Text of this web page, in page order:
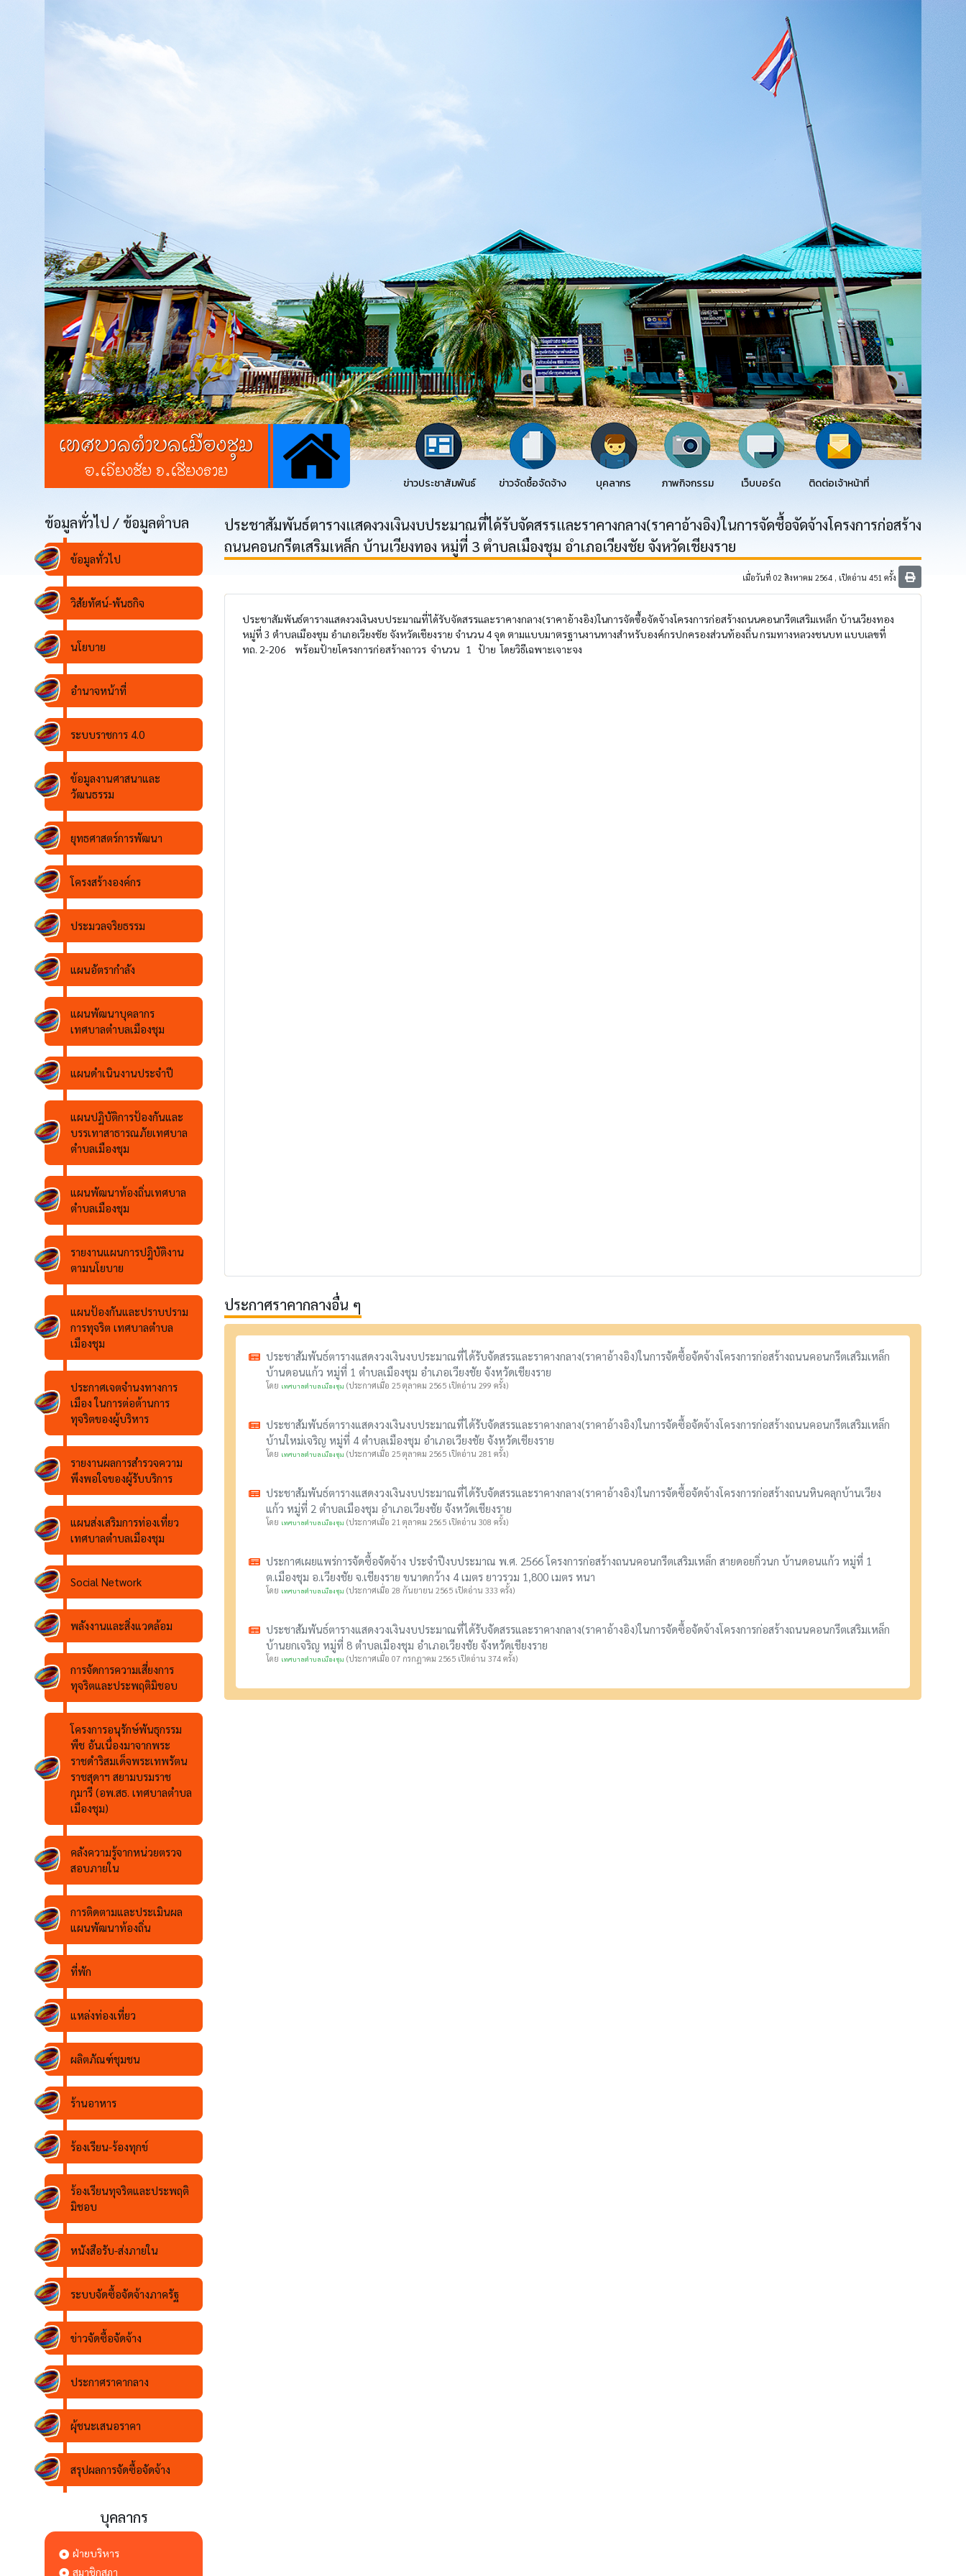
เทศบาลตำบลเมืองชุม
อ.เวียงชัย จ.เชียงราย ข่าวประชาสัมพันธ์ ข่าวจัดซื้อจัดจ้าง บุคลากร ภาพกิจกรรม เว็บบอร์ด ติดต่อเจ้าหน้าที่
ข้อมูลทั่วไป / ข้อมูลตำบล
ข้อมูลทั่วไป
วิสัยทัศน์-พันธกิจ
นโยบาย
อำนาจหน้าที่
ระบบราชการ 4.0
ข้อมูลงานศาสนาและ
วัฒนธรรม
ยุทธศาสตร์การพัฒนา
โครงสร้างองค์กร
ประมวลจริยธรรม
แผนอัตรากำลัง
แผนพัฒนาบุคลากร
เทศบาลตำบลเมืองชุม
แผนดำเนินงานประจำปี
แผนปฏิบัติการป้องกันและ
บรรเทาสาธารณภัยเทศบาล
ตำบลเมืองชุม
แผนพัฒนาท้องถิ่นเทศบาล
ตำบลเมืองชุม
รายงานแผนการปฎิบัติงาน
ตามนโยบาย
แผนป้องกันและปราบปราม
การทุจริต เทศบาลตำบล
เมืองชุม
ประกาศเจตจำนงทางการ
เมือง ในการต่อต้านการ
ทุจริตของผู้บริหาร
รายงานผลการสำรวจความ
พึงพอใจของผู้รับบริการ
แผนส่งเสริมการท่องเที่ยว
เทศบาลตำบลเมืองชุม
Social Network
พลังงานและสิ่งแวดล้อม
การจัดการความเสี่ยงการ
ทุจริตและประพฤติมิชอบ
โครงการอนุรักษ์พันธุกรรม
พืช อันเนื่องมาจากพระ
ราชดำริสมเด็จพระเทพรัตน
ราชสุดาฯ สยามบรมราช
กุมารี (อพ.สธ. เทศบาลตำบล
เมืองชุม)
คลังความรู้จากหน่วยตรวจ
สอบภายใน
การติดตามและประเมินผล
แผนพัฒนาท้องถิ่น
ที่พัก
แหล่งท่องเที่ยว
ผลิตภัณฑ์ชุมชน
ร้านอาหาร
ร้องเรียน-ร้องทุกข์
ร้องเรียนทุจริตและประพฤติ
มิชอบ
หนังสือรับ-ส่งภายใน
ระบบจัดซื้อจัดจ้างภาครัฐ
ข่าวจัดซื้อจัดจ้าง
ประกาศราคากลาง
ผุ้ชนะเสนอราคา
สรุปผลการจัดซื้อจัดจ้าง
บุคลากร
ฝ่ายบริหาร
สมาชิกสภา
ประชาสัมพันธ์ตารางแสดงวงเงินงบประมาณที่ได้รับจัดสรรและราคางกลาง(ราคาอ้างอิง)ในการจัดซื้อจัดจ้างโครงการก่อสร้าง
ถนนคอนกรีตเสริมเหล็ก บ้านเวียงทอง หมู่ที่ 3 ตำบลเมืองชุม อำเภอเวียงชัย จังหวัดเชียงราย
เมื่อวันที่ 02 สิงหาคม 2564 , เปิดอ่าน 451 ครั้ง
ประชาสัมพันธ์ตารางแสดงวงเงินงบประมาณที่ได้รับจัดสรรและราคางกลาง(ราคาอ้างอิง)ในการจัดซื้อจัดจ้างโครงการก่อสร้างถนนคอนกรีตเสริมเหล็ก บ้านเวียงทอง
หมู่ที่ 3 ตำบลเมืองชุม อำเภอเวียงชัย จังหวัดเชียงราย จำนวน 4 จุด ตามแบบมาตรฐานงานทางสำหรับองค์กรปกครองส่วนท้องถิ่น กรมทางหลวงชนบท แบบเลขที่
ทถ. 2-206 พร้อมป้ายโครงการก่อสร้างถาวร จำนวน 1 ป้าย โดยวิธีเฉพาะเจาะจง
ประกาศราคากลางอื่น ๆ
ประชาสัมพันธ์ตารางแสดงวงเงินงบประมาณที่ได้รับจัดสรรและราคางกลาง(ราคาอ้างอิง)ในการจัดซื้อจัดจ้างโครงการก่อสร้างถนนคอนกรีตเสริมเหล็ก
บ้านดอนแก้ว หมู่ที่ 1 ตำบลเมืองชุม อำเภอเวียงชัย จังหวัดเชียงราย
โดย เทศบาลตำบลเมืองชุม (ประกาศเมื่อ 25 ตุลาคม 2565 เปิดอ่าน 299 ครั้ง)
ประชาสัมพันธ์ตารางแสดงวงเงินงบประมาณที่ได้รับจัดสรรและราคางกลาง(ราคาอ้างอิง)ในการจัดซื้อจัดจ้างโครงการก่อสร้างถนนคอนกรีตเสริมเหล็ก
บ้านใหม่เจริญ หมู่ที่ 4 ตำบลเมืองชุม อำเภอเวียงชัย จังหวัดเชียงราย
โดย เทศบาลตำบลเมืองชุม (ประกาศเมื่อ 25 ตุลาคม 2565 เปิดอ่าน 281 ครั้ง)
ประชาสัมพันธ์ตารางแสดงวงเงินงบประมาณที่ได้รับจัดสรรและราคางกลาง(ราคาอ้างอิง)ในการจัดซื้อจัดจ้างโครงการก่อสร้างถนนหินคลุกบ้านเวียง
แก้ว หมู่ที่ 2 ตำบลเมืองชุม อำเภอเวียงชัย จังหวัดเชียงราย
โดย เทศบาลตำบลเมืองชุม (ประกาศเมื่อ 21 ตุลาคม 2565 เปิดอ่าน 308 ครั้ง)
ประกาศเผยแพร่การจัดซื้อจัดจ้าง ประจำปีงบประมาณ พ.ศ. 2566 โครงการก่อสร้างถนนคอนกรีตเสริมเหล็ก สายดอยกิ่วนก บ้านดอนแก้ว หมู่ที่ 1
ต.เมืองชุม อ.เวียงชัย จ.เชียงราย ขนาดกว้าง 4 เมตร ยาวรวม 1,800 เมตร หนา
โดย เทศบาลตำบลเมืองชุม (ประกาศเมื่อ 28 กันยายน 2565 เปิดอ่าน 333 ครั้ง)
ประชาสัมพันธ์ตารางแสดงวงเงินงบประมาณที่ได้รับจัดสรรและราคางกลาง(ราคาอ้างอิง)ในการจัดซื้อจัดจ้างโครงการก่อสร้างถนนคอนกรีตเสริมเหล็ก
บ้านยกเจริญ หมู่ที่ 8 ตำบลเมืองชุม อำเภอเวียงชัย จังหวัดเชียงราย
โดย เทศบาลตำบลเมืองชุม (ประกาศเมื่อ 07 กรกฎาคม 2565 เปิดอ่าน 374 ครั้ง)